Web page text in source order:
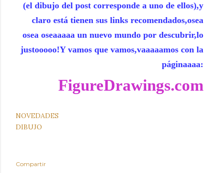
(el dibujo del post corresponde a uno de ellos),y
claro está tienen sus links recomendados,osea
osea oseaaaaa un nuevo mundo por descubrir,lo
justooooo!Y vamos que vamos,vaaaaamos con la
páginaaaa:
FigureDrawings.com
NOVEDADES
DIBUJO
Compartir